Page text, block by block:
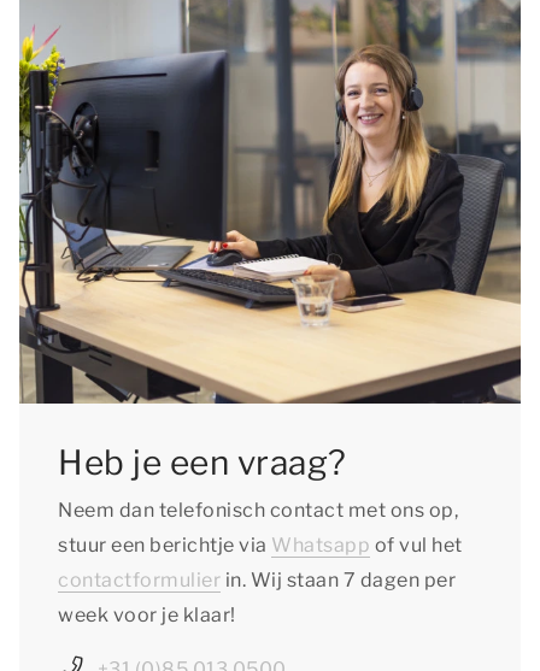
Heb je een vraag?
Neem dan telefonisch contact met ons op,
stuur een berichtje via Whatsapp of vul het
contactformulier in. Wij staan 7 dagen per
week voor je klaar!